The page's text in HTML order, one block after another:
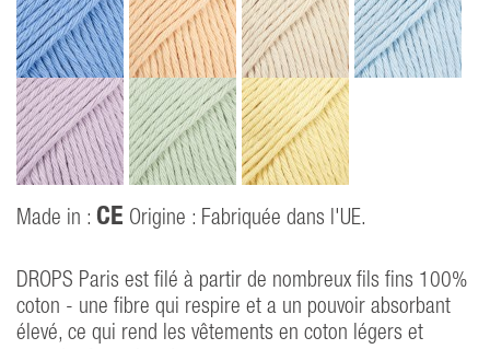
Made in : CE Origine : Fabriquée dans l'UE.
DROPS Paris est filé à partir de nombreux fils fins 100%
coton - une fibre qui respire et a un pouvoir absorbant
élevé, ce qui rend les vêtements en coton légers et